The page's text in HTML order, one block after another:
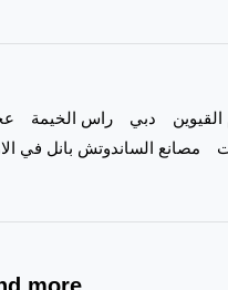
القيوين دبي راس الخيمة
مصانع الساندوتش بانل في